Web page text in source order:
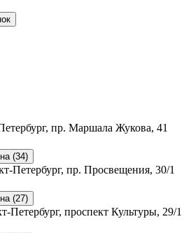
пр. Маршала Жукова, 41
(34)
Петербург, пр. Просвещения, 30/1
(27)
Петербург, проспект Культуры, 29/1